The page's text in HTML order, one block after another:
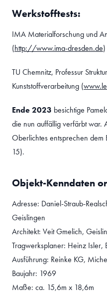
Werkstofftests:
IMA Materialforschung und
(http://www.ima-dresden.de)
TU Chemnitz, Professur
Kunststoffverarbeitung (
Ende 2023 besichtige
die nun auffällig verfärbt war.
Oberlichtes entsprechen dem
15).
Objekt-Kenndaten
Adresse: Daniel-Straub-
Geislingen
Architekt: Veit Gmelich,
Tragwerksplaner: Heinz Isler,
Ausführung: Reinke KG,
Baujahr: 1969
Maße: ca. 15,6m x 18,6m